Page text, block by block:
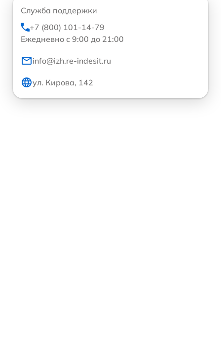
Служба поддержки
+7 (800) 101-14-79
Ежедневно с 9:00 до 21:00
info@izh.re-indesit.ru
ул. Кирова, 142